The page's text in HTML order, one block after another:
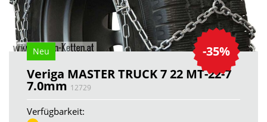
-35%
Neu
Veriga MASTER TRUCK 7 22 MT-22-7
7.0mm 12729
Verfügbarkeit: